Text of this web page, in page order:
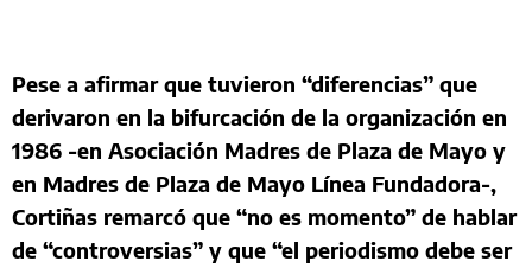
Pese a afirmar que tuvieron “diferencias” que
derivaron en la bifurcación de la organización en
1986 -en Asociación Madres de Plaza de Mayo y
en Madres de Plaza de Mayo Línea Fundadora-,
Cortiñas remarcó que “no es momento” de hablar
de “controversias” y que “el periodismo debe ser